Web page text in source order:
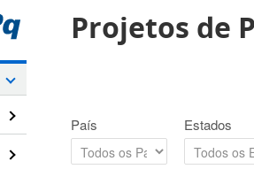
Projetos de
País Estados